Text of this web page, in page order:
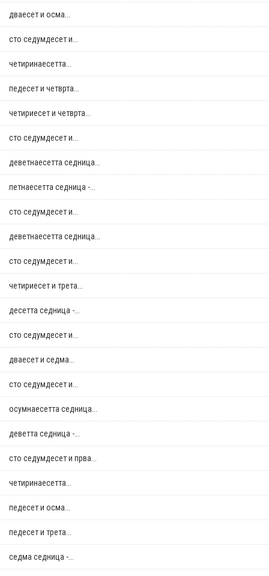
дваесет и осма...
сто седумдесет и...
четиринаесетта...
педесет и четврта...
четириесет и четврта...
сто седумдесет и...
деветнаесетта седница...
петнаесетта седница -...
сто седумдесет и...
деветнаесетта седница...
сто седумдесет и...
четириесет и трета...
десетта седница -...
сто седумдесет и...
дваесет и седма...
сто седумдесет и...
осумнaесетта седница...
деветта седница -...
сто седумдесет и прва...
четиринаесетта...
педесет и осма...
педесет и трета...
седма седница -...